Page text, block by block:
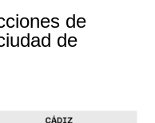
de
de